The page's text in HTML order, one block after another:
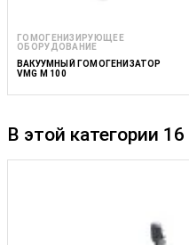
ГОМОГЕНИЗИРУЮЩЕЕ
ОБОРУДОВАНИЕ
ВАКУУМНЫЙ ГОМОГЕНИЗАТОР
VMG M 100
В этой категории